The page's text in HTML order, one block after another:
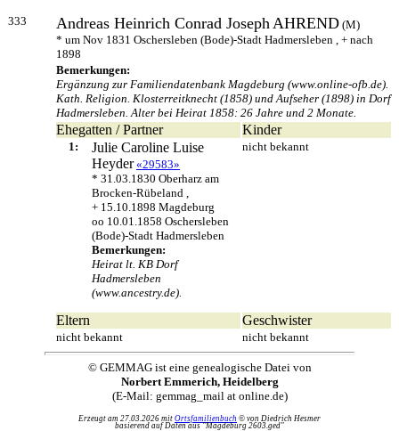
333 Andreas Heinrich Conrad JosephAHREND (M)
* um Nov 1831 Oschersleben (Bode)-Stadt Hadmersleben , + nach
1898
Bemerkungen:
Ergänzung zur Familiendatenbank Magdeburg (www.online-ofb.de).
Kath. Religion. Klosterreitknecht (1858) und Aufseher (1898) in Dorf
Hadmersleben. Alter bei Heirat 1858: 26 Jahre und 2 Monate.
Ehegatten / Partner Kinder
1:
Julie Caroline Luise
Heyder «29583»
* 31.03.1830 Oberharz am
Brocken-Rübeland ,
+ 15.10.1898 Magdeburg
oo 10.01.1858 Oschersleben
(Bode)-Stadt Hadmersleben
Bemerkungen:
Heirat lt. KB Dorf
Hadmersleben
(www.ancestry.de).
nicht bekannt
Eltern Geschwister
nicht bekannt nicht bekannt
© GEMMAG ist eine genealogische Datei von
Norbert Emmerich, Heidelberg
(E-Mail: gemmag_mail at online.de)
Erzeugt am 27.03.2026 mit Ortsfamilienbuch © von Diedrich Hesmer
basierend auf Daten aus "Magdeburg 2603.ged"